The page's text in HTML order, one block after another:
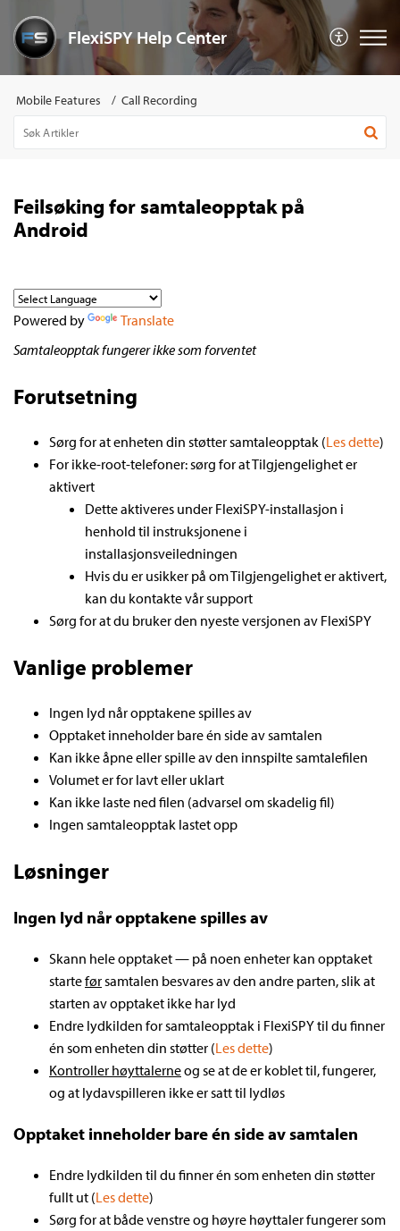
FlexiSPY Help Center
Mobile Features Call Recording
Feilsøking for samtaleopptak på
Android
Powered by
Translate
Samtaleopptak fungerer ikke som forventet
Forutsetning
Sørg for at enheten din støtter samtaleopptak (Les dette)
For ikke-root-telefoner: sørg for at Tilgjengelighet er
aktivert
Dette aktiveres under FlexiSPY-installasjon i
henhold til instruksjonene i
installasjonsveiledningen
Hvis du er usikker på om Tilgjengelighet er aktivert,
kan du kontakte vår support
Sørg for at du bruker den nyeste versjonen av FlexiSPY
Vanlige problemer
Ingen lyd når opptakene spilles av
Opptaket inneholder bare én side av samtalen
Kan ikke åpne eller spille av den innspilte samtalefilen
Volumet er for lavt eller uklart
Kan ikke laste ned filen (advarsel om skadelig fil)
Ingen samtaleopptak lastet opp
Løsninger
Ingen lyd når opptakene spilles av
Skann hele opptaket — på noen enheter kan opptaket
starteførsamtalen besvares av den andre parten, slik at
starten av opptaket ikke har lyd
Endre lydkilden for samtaleopptak i FlexiSPY til du finner
én som enheten din støtter (Les dette)
Kontroller høyttalerneog se at de er koblet til, fungerer,
og at lydavspilleren ikke er satt til lydløs
Opptaket inneholder bare én side av samtalen
Endre lydkilden til du finner én som enheten din støtter
fullt ut (Les dette)
Sørg for at både venstre og høyre høyttaler fungerer som